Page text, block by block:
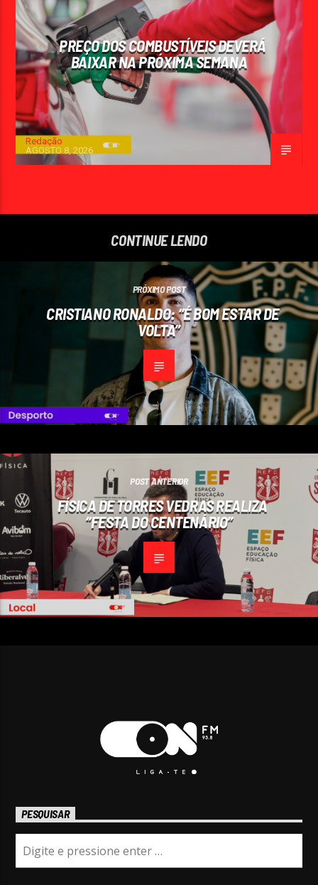
PREÇO DOS COMBUSTÍVEIS DEVERÁ
BAIXAR NA PRÓXIMA SEMANA
Redação
AGOSTO 8, 2026
CONTINUE LENDO
PRÓXIMO POST
CRISTIANO RONALDO: “É BOM ESTAR DE
VOLTA”
POST ANTERIOR
FÍSICA DE TORRES VEDRAS REALIZA
“FESTA DO CENTENÁRIO”
PESQUISAR